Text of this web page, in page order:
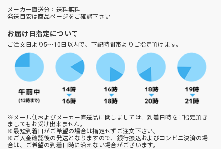
メーカー直送分：送料無料
発送目安は商品ページをご確認下さい
お届け日指定について
ご注文日より5～10日以内で、下記時間帯よりご指定頂けます。
※メール便およびメーカー直送品に関しましては、到着日時をご指定頂き
ましてもお受け出来ません。
※最短到着日がご希望の場合は指定せずご注文下さい。
※ご入金確認後の発送となりますので、銀行振込およびコンビニ決済の場
合は、ご希望の到着日時に沿えない場合がございます。